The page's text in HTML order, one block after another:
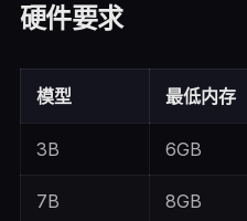
硬件要求
模型 最低内存
3B 6GB
7B 8GB